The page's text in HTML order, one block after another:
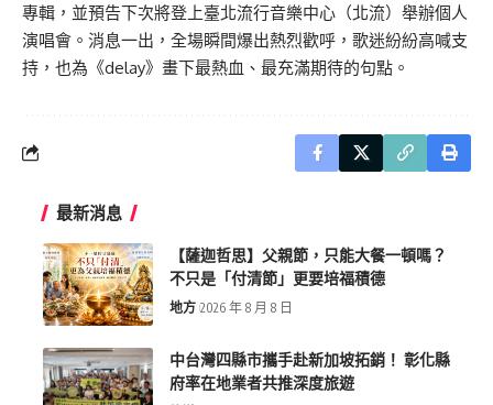
專輯，並預告下次將登上臺北流行音樂中心（北流）舉辦個人
演唱會。消息一出，全場瞬間爆出熱烈歡呼，歌迷紛紛高喊支
持，也為《delay》畫下最熱血、最充滿期待的句點。
最新消息
【薩迦哲思】父親節，只能大餐一頓嗎？
不只是「付清節」更要培福積德
地方 2026 年 8 月 8 日
中台灣四縣市攜手赴新加坡拓銷！ 彰化縣
府率在地業者共推深度旅遊